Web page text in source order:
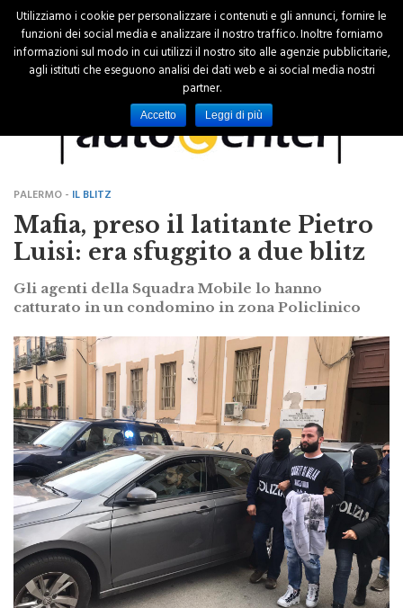
PALERMO - IL BLITZ
Mafia, preso il latitante Pietro
Luisi: era sfuggito a due blitz
Gli agenti della Squadra Mobile lo hanno
catturato in un condomino in zona Policlinico
Utilizziamo i cookie per personalizzare i contenuti e gli annunci, fornire le
funzioni dei social media e analizzare il nostro traffico. Inoltre forniamo
informazioni sul modo in cui utilizzi il nostro sito alle agenzie pubblicitarie,
agli istituti che eseguono analisi dei dati web e ai social media nostri
partner.
Accetto Leggi di più